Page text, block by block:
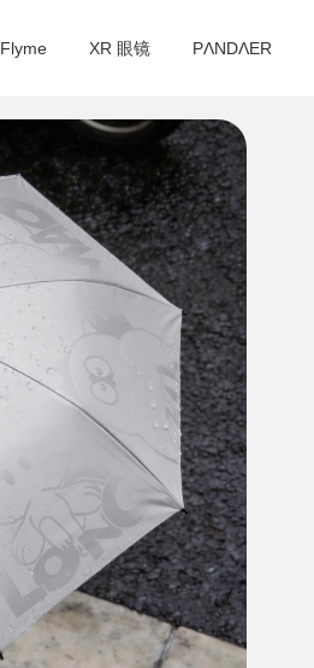
Flyme XR 眼镜 PΛNDΛER